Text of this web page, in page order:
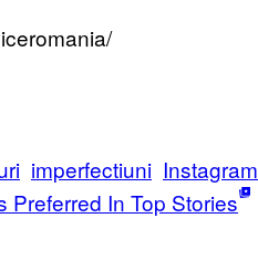
imperfectiuni Instagram
Preferred In Top Stories